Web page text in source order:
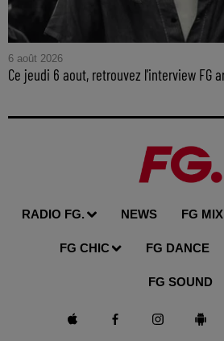
6 août 2026
Ce jeudi 6 aout, retrouvez l'interview FG
RADIO FG. NEWS FG MIX
FG CHIC FG DANCE
FG SOUND